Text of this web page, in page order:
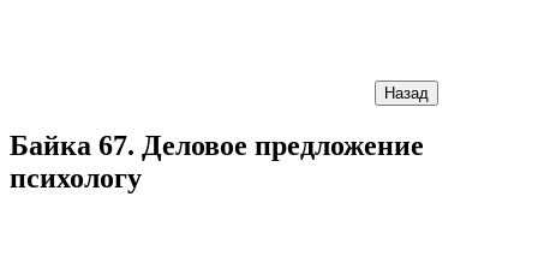
Назад
Байка 67. Деловое предложение
психологу